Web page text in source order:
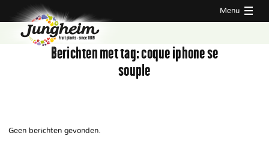
Menu
Berichten met tag:coque iphone se
souple
Geen berichten gevonden.